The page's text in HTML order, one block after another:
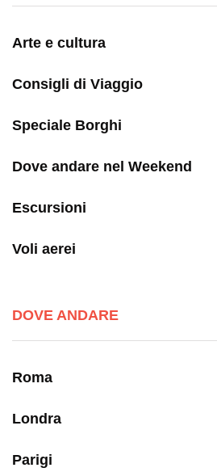
Arte e cultura
Consigli di Viaggio
Speciale Borghi
Dove andare nel Weekend
Escursioni
Voli aerei
DOVE ANDARE
Roma
Londra
Parigi